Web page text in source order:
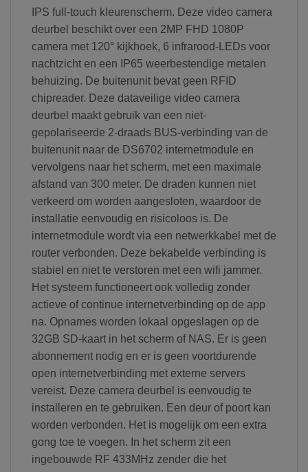
IPS full-touch kleurenscherm. Deze video camera
deurbel beschikt over een 2MP FHD 1080P
camera met 120° kijkhoek, 6 infrarood-LEDs voor
nachtzicht en een IP65 weerbestendige metalen
behuizing. De buitenunit bevat geen RFID
chipreader. Deze dataveilige video camera
deurbel maakt gebruik van een niet-
gepolariseerde 2-draads BUS-verbinding van de
buitenunit naar de DS6702 internetmodule en
vervolgens naar het scherm, met een maximale
afstand van 300 meter. De draden kunnen niet
verkeerd om worden aangesloten, waardoor de
installatie eenvoudig en risicoloos is. De
internetmodule wordt via een netwerkkabel met de
router verbonden. Deze bekabelde verbinding is
stabiel en niet te verstoren met een wifi jammer.
Het systeem functioneert ook volledig zonder
actieve of continue internetverbinding op de app
na. Opnames worden lokaal opgeslagen op de
32GB SD-kaart in het scherm of NAS. Er is geen
abonnement nodig en er is geen voortdurende
open internetverbinding met externe servers
vereist. Deze camera deurbel is eenvoudig te
installeren en te gebruiken. Een deur of poort kan
worden verbonden. Het is mogelijk om een extra
gong toe te voegen. In het scherm zit een
ingebouwde RF 433MHz zender die het